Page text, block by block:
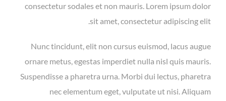
consectetur sodales et non mauris. Lorem ipsum dolor
sit amet, consectetur adipiscing elit.
Nunc tincidunt, elit non cursus euismod, lacus augue
ornare metus, egestas imperdiet nulla nisl quis mauris.
Suspendisse a pharetra urna. Morbi dui lectus, pharetra
nec elementum eget, vulputate ut nisi. Aliquam